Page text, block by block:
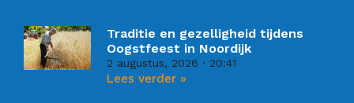
Traditie en gezelligheid tijdens
Oogstfeest in Noordijk
2 augustus, 2026 20:41
Lees verder »